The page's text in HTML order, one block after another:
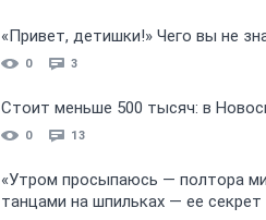
«Привет, детишки!» Чего вы не
0 3
Стоит меньше 500 тысяч: в
0 13
«Утром просыпаюсь — полтора
танцами на шпильках — ее секрет